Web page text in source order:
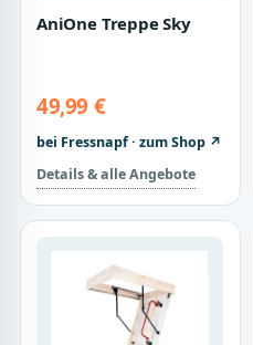
AniOne Treppe Sky
49,99 €
bei Fressnapf · zum Shop ↗
Details & alle Angebote